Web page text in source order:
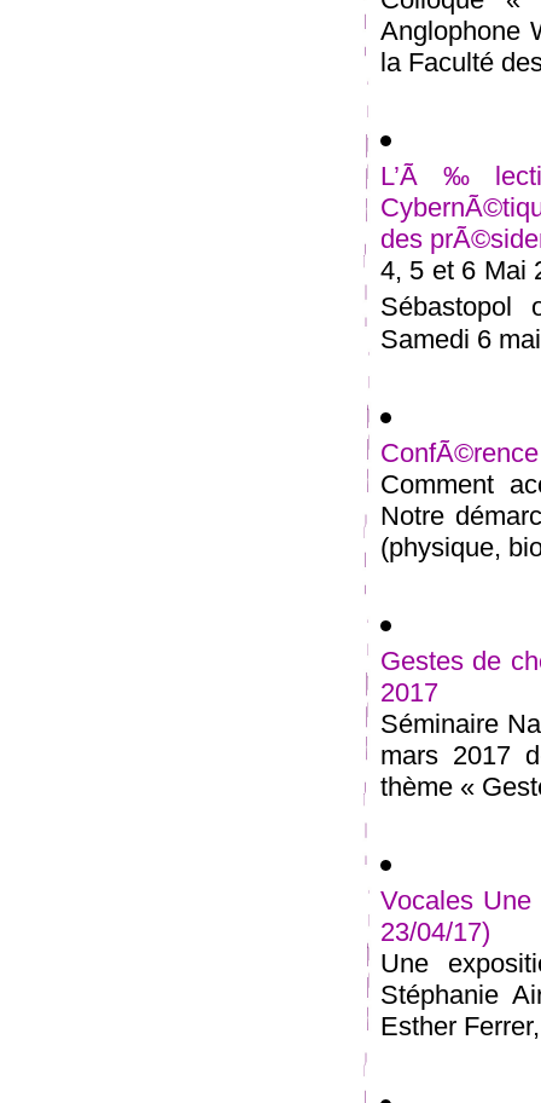
Anglophone
la Faculté
des
4, 5 et 6 Mai
Samedi 6
Comment
Notre
(physique,
Gestes de
2017
Séminaire
mars 2017
thème «
Vocales
23/04/17)
Une
Stéphanie
Esther